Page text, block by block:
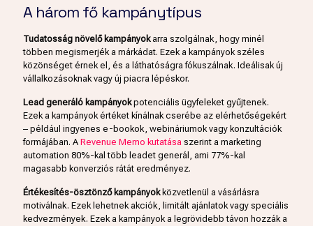
A három fő kampánytípus
Tudatosság növelő kampányokarra szolgálnak, hogy minél
többen megismerjék a márkádat. Ezek a kampányok széles
közönséget érnek el, és a láthatóságra fókuszálnak. Ideálisak új
vállalkozásoknak vagy új piacra lépéskor.
Lead generáló kampányokpotenciális ügyfeleket gyűjtenek.
Ezek a kampányok értéket kínálnak cserébe az elérhetőségekért
– például ingyenes e-bookok, webináriumok vagy konzultációk
formájában. A Revenue Memo kutatása szerint a marketing
automation 80%-kal több leadet generál, ami 77%-kal
magasabb konverziós rátát eredményez.
Értékesítés-ösztönző kampányokközvetlenül a vásárlásra
motiválnak. Ezek lehetnek akciók, limitált ajánlatok vagy speciális
kedvezmények. Ezek a kampányok a legrövidebb távon hozzák a